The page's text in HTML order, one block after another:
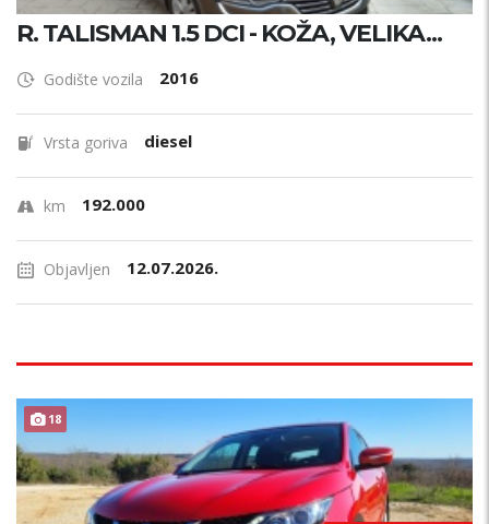
R. TALISMAN 1.5 DCI - KOŽA, VELIKA...
Godište vozila 2016
Vrsta goriva diesel
km 192.000
Objavljen 12.07.2026.
18